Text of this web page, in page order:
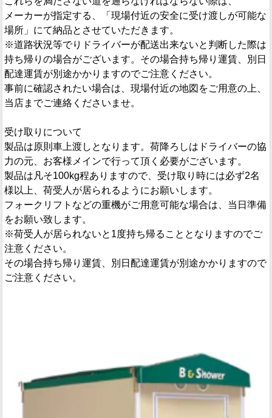
メーカーが指定する、「現場付近の安全に受け渡しが可能な
場所」にて納品とさせていただきます。
※道路状況等でりドライバーが配送出来ないと判断した際は
持ち帰りの場合がございます。その場合持ち帰り運賃、別日
配達運賃が別途かかりますのでご注意ください。
事前に確認されたい場合は、現場付近の地図をご用意の上、
当店までご連絡くださいませ。
受け取りについて
製品は原則車上渡しとなります。荷降ろしはドライバーの協
力の元、お客様メインで行って頂く必要がございます。
製品は凡そ100kg程ありますので、受け取り時には必ず2名
様以上、荷受人が居られるようにお願いします。
フォークリフトなどの重機がご用意可能な場合は、当日準備
をお願い致します。
※荷受人が居られないと1度持ち帰ることとなりますのでご
注意ください。
その場合持ち帰り運賃、別日配達運賃が別途かかりますので
ご注意ください。